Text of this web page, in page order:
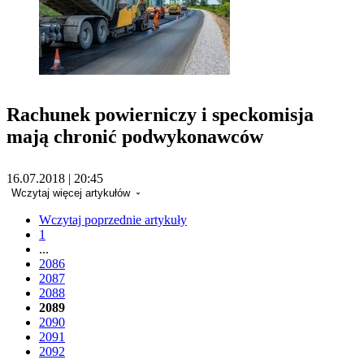
Rachunek powierniczy i speckomisja
mają chronić podwykonawców
16.07.2018 | 20:45
Wczytaj więcej artykułów
Wczytaj poprzednie artykuły
1
...
2086
2087
2088
2089
2090
2091
2092